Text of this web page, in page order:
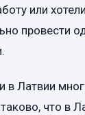
или
провести
в Латвии
что в